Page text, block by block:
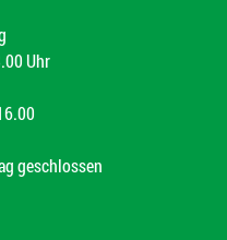
Uhr
geschlossen